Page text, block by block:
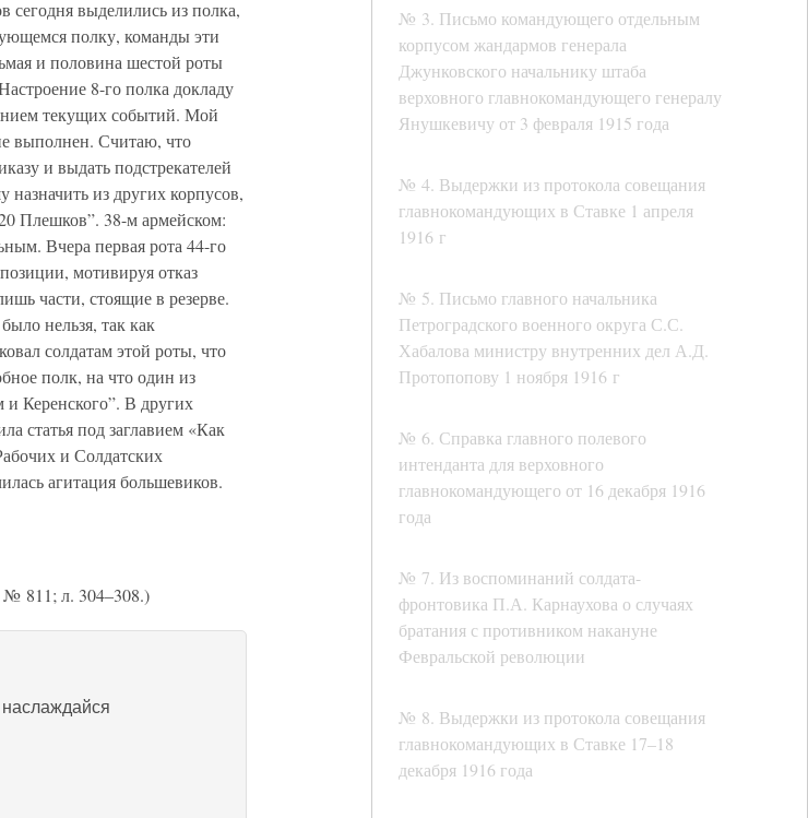
№ 3. Письмо командующего отдельным
корпусом жандармов генерала
Джунковского начальнику штаба
верховного главнокомандующего генералу
Янушкевичу от 3 февраля 1915 года
№ 4. Выдержки из протокола совещания
главнокомандующих в Ставке 1 апреля
1916 г
№ 5. Письмо главного начальника
Петроградского военного округа С.С.
Хабалова министру внутренних дел А.Д.
Протопопову 1 ноября 1916 г
№ 6. Справка главного полевого
интенданта для верховного
главнокомандующего от 16 декабря 1916
года
№ 7. Из воспоминаний солдата-
фронтовика П.А. Карнаухова о случаях
братания с противником накануне
Февральской революции
№ 8. Выдержки из протокола совещания
главнокомандующих в Ставке 17–18
декабря 1916 года
сегодня выделились из полка,
полку, команды эти
и половина шестой роты
8-го полка докладу
текущих событий. Мой
выполнен. Считаю, что
и выдать подстрекателей
из других корпусов,
Плешков”. 38-м армейском:
Вчера первая рота 44-го
мотивируя отказ
части, стоящие в резерве.
нельзя, так как
солдатам этой роты, что
полк, на что один из
и Керенского”. В других
статья под заглавием «Как
и Солдатских
агитация большевиков.
811; л. 304–308.)
наслаждайся